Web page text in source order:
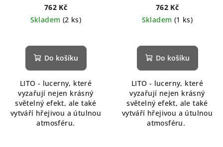
762 Kč
Skladem (2 ks)
Do košíku
LITO - lucerny, které
vyzařují nejen krásný
světelný efekt, ale také
vytváří hřejivou a útulnou
atmosféru.
762 Kč
Skladem (1 ks)
Do košíku
LITO - lucerny, které
vyzařují nejen krásný
světelný efekt, ale také
vytváří hřejivou a útulnou
atmosféru.